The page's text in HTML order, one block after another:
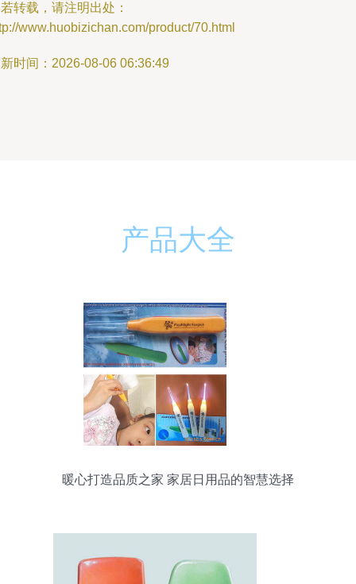
转载，请注明出处：
www.huobizichan.com/product/70.html
时间：2026-08-06 06:36:49
产品大全
暖心打造品质之家 家居日用品的智慧选择